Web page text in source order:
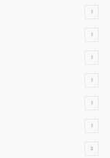
1
1
1
1
1
1
3